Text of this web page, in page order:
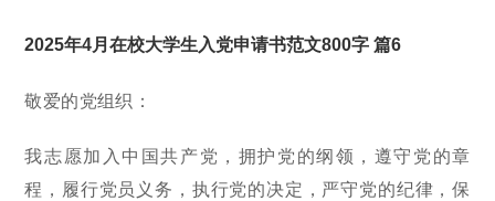
2025年4月在校大学生入党申请书范文800字 篇6
敬爱的党组织：
我志愿加入中国共产党，拥护党的纲领，遵守党的章
程，履行党员义务，执行党的决定，严守党的纪律，保